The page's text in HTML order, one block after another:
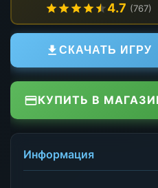
4.7 (767)
СКАЧАТЬ ИГРУ
КУПИТЬ В
Информация